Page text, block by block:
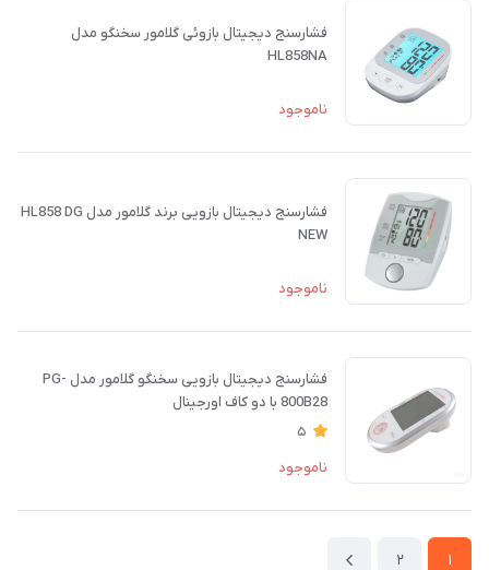
فشارسنج دیجیتال بازوئی گلامور سخنگو مدل
HL858NA
ناموجود
فشارسنج دیجیتال بازویی برند گلامور مدل HL858 DG
NEW
ناموجود
فشارسنج دیجیتال بازویی سخنگو گلامور مدل PG-
800B28 با دو کاف اورجینال
5
ناموجود
1
2